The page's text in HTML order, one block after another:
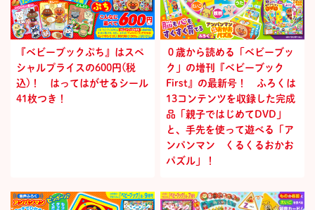
『ベビーブックぷち』はスペ
シャルプライスの600円(税
込)！ はってはがせるシール
41枚つき！
０歳から読める「ベビーブッ
ク」の増刊『ベビーブック
First』の最新号！ ふろくは
13コンテンツを収録した完成
品「親子ではじめてDVD」
と、手先を使って遊べる「ア
ンパンマン くるくるおかお
パズル」！